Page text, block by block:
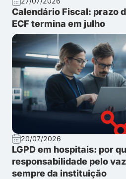
Calendário Fiscal: prazo
ECF termina em julho
20/07/2026
LGPD em hospitais: por
responsabilidade pelo
sempre da instituição